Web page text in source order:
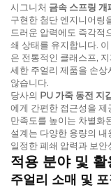
시그니처 금속 스프링 개
구현한 첨단 엔지니어링
드러운 압력에도 즉각적
쇄 상태를 유지합니다.
은 전통적인 클래스프,
세한 주얼리 제품을 손상
않습니다.
당사의 PU 가죽 동전 지
에게 간편한 접근성을 제
만족도를 높이는 차별화
설계는 다양한 용량의
일정한 폐쇄 압력과 보안
적용 분야 및 활
주얼리 소매 및